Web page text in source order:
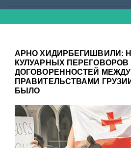
АРНО ХИДИРБЕГИШВИЛИ:
КУЛУАРНЫХ ПЕРЕГОВОРОВ
ДОГОВОРЕННОСТЕЙ МЕЖДУ
ПРАВИТЕЛЬСТВАМИ
БЫЛО